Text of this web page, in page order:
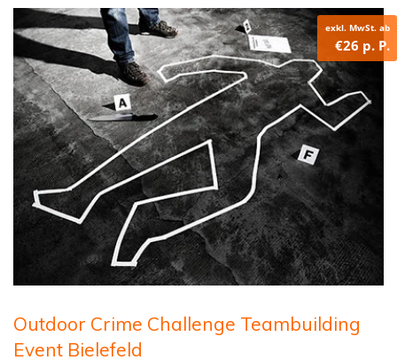
exkl. MwSt. ab
€26 p. P.
Outdoor Crime Challenge Teambuilding
Event Bielefeld